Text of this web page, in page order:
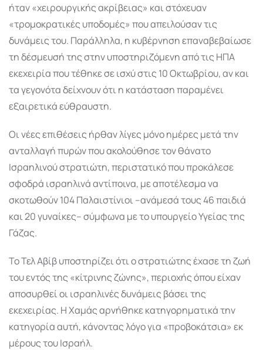
ήταν «χειρουργικής ακρίβειας» και στόχευαν
«τρομοκρατικές υποδομές» που απειλούσαν τις
δυνάμεις του. Παράλληλα, η κυβέρνηση επαναβεβαίωσε
τη δέσμευσή της στην υποστηριζόμενη από τις ΗΠΑ
εκεχειρία που τέθηκε σε ισχύ στις 10 Οκτωβρίου, αν και
τα γεγονότα δείχνουν ότι η κατάσταση παραμένει
εξαιρετικά εύθραυστη.
Οι νέες επιθέσεις ήρθαν λίγες μόνο ημέρες μετά την
ανταλλαγή πυρών που ακολούθησε τον θάνατο
Ισραηλινού στρατιώτη, περιστατικό που προκάλεσε
σφοδρά ισραηλινά αντίποινα, με αποτέλεσμα να
σκοτωθούν 104 Παλαιστίνιοι –ανάμεσά τους 46 παιδιά
και 20 γυναίκες– σύμφωνα με το υπουργείο Υγείας της
Γάζας.
Το Τελ Αβίβ υποστηρίζει ότι ο στρατιώτης έχασε τη ζωή
του εντός της «κίτρινης ζώνης», περιοχής όπου είχαν
αποσυρθεί οι ισραηλινές δυνάμεις βάσει της
εκεχειρίας. Η Χαμάς αρνήθηκε κατηγορηματικά την
κατηγορία αυτή, κάνοντας λόγο για «προβοκάτσια» εκ
μέρους του Ισραήλ.